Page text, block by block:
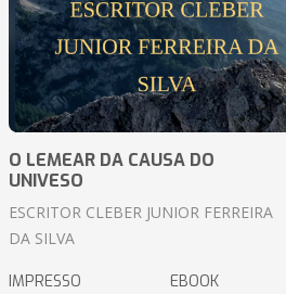
O LEMEAR DA CAUSA DO
UNIVESO
ESCRITOR CLEBER JUNIOR FERREIRA
DA SILVA
IMPRESSO EBOOK